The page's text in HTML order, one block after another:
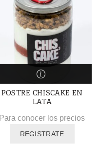
POSTRE CHISCAKE EN
LATA
Para conocer los precios
REGISTRATE